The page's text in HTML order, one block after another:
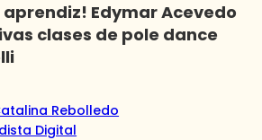
aprendiz! Edymar Acevedo
clases de pole dance
Rebolledo
Digital